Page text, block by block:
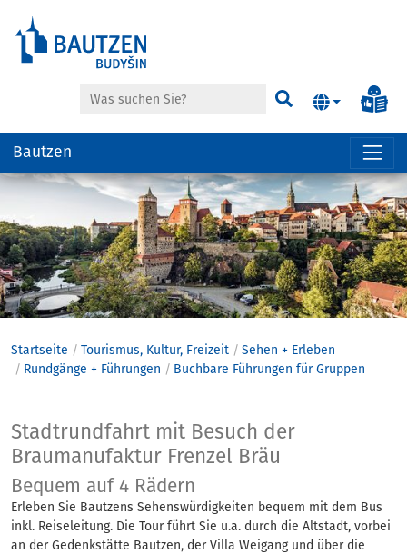
der
anspringen
Suche Suchen
Bautzen
Startseite Tourismus, Kultur, Freizeit
Sehen + Erleben
Rundgänge + Führungen
Buchbare Führungen für Gruppen
Stadtrundfahrt:
Stadtrundfahrt mit Besuch der
Braumanufaktur Frenzel Bräu
Bequem auf 4 Rädern
Erleben Sie Bautzens Sehenswürdigkeiten bequem mit dem Bus
inkl. Reiseleitung. Die Tour führt Sie u.a. durch die Altstadt, vorbei
an der Gedenkstätte Bautzen, der Villa Weigang und über die